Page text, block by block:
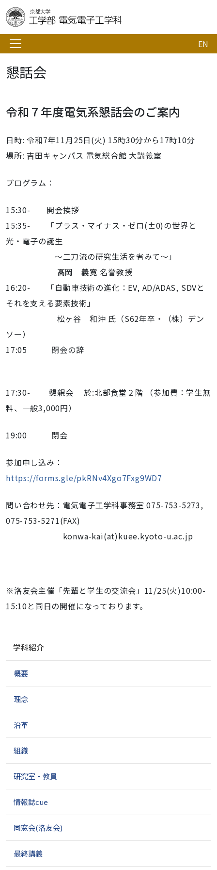
EN
懇話会
令和７年度電気系懇話会のご案内
日時: 令和7年11月25日(火) 15時30分から17時10分
場所: 吉田キャンパス 電気総合館 大講義室
プログラム：
15:30- 開会挨拶
15:35- 「プラス・マイナス・ゼロ(±0)の世界と
光・電子の誕生
～二刀流の研究生活を省みて～」
髙岡 義寛 名誉教授
16:20- 「自動車技術の進化：EV, AD/ADAS, SDVと
それを支える要素技術」
松ヶ谷 和沖 氏（S62年卒・（株）デン
ソー）
17:05 閉会の辞
17:30- 懇親会 於:北部食堂２階 （参加費：学生無
料、一般3,000円）
19:00 閉会
参加申し込み：
https://forms.gle/pkRNv4Xgo7Fxg9WD7
問い合わせ先：電気電子工学科事務室 075-753-5273,
075-753-5271(FAX)
konwa-kai(at)kuee.kyoto-u.ac.jp
※洛友会主催「先輩と学生の交流会」11/25(火)10:00-
15:10と同日の開催になっております。
ゲ
シ
ン
学科紹介
概要
理念
沿革
組織
研究室・教員
情報誌cue
同窓会(洛友会)
最終講義